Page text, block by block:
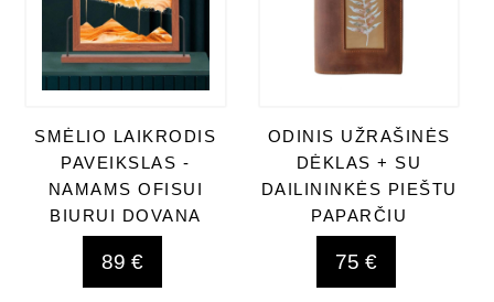
SMĖLIO LAIKRODIS
PAVEIKSLAS -
NAMAMS OFISUI
BIURUI DOVANA
89 €
ODINIS UŽRAŠINĖS
DĖKLAS + SU
DAILININKĖS PIEŠTU
PAPARČIU
75 €